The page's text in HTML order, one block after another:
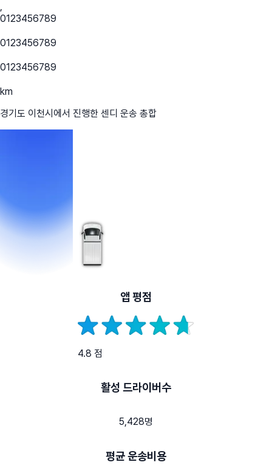
,
0123456789
0123456789
0123456789
km
경기도 이천시 에서 진행한 센디 운송 총합
앱 평점
4.8 점
활성 드라이버수
5,428명
평균 운송비용